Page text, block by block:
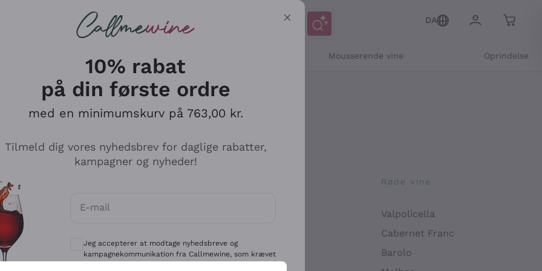
DA
Mousserende vine Oprindelse
Antinori
Ca' del Bosco
Gavi
Røde vine
Valpolicella
Cabernet Franc
Barolo
10% rabat
på din første ordre
med en minimumskurv på 763,00 kr.
Tilmeld dig vores nyhedsbrev for daglige rabatter,
kampagner og nyheder!
E-mail
Valgfrie samtykker for at modtage kommunikation og personlige tilbud
Jeg accepterer at modtage nyhedsbreve og
kampagnekommunikation fra Callmewine, som krævet